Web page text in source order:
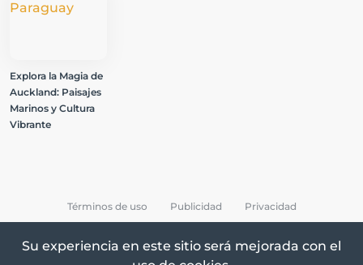
Explora la Magia de
Auckland: Paisajes
Marinos y Cultura
Vibrante
Términos de uso Publicidad Privacidad
Su experiencia en este sitio será mejorada con el